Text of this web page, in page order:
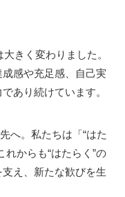
きく変わりました。
感や充足感、自己実
あり続けています。
へ。私たちは「“はた
れからも“はたらく”の
え、新たな歓びを生